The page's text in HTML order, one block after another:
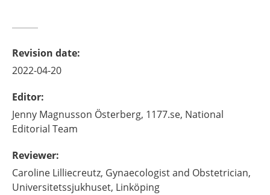
Revision date:
2022-04-20
Editor:
Jenny Magnusson Österberg, 1177.se, National
Editorial Team
Reviewer:
Caroline Lilliecreutz, Gynaecologist and Obstetrician,
Universitetssjukhuset, Linköping